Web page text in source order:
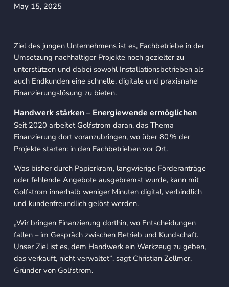
May 15, 2025
Ziel des jungen Unternehmens ist es, Fachbetriebe in der
Umsetzung nachhaltiger Projekte noch gezielter zu
unterstützen und dabei sowohl Installationsbetrieben als
auch Endkunden eine schnelle, digitale und praxisnahe
Finanzierungslösung zu bieten.
Handwerk stärken – Energiewende ermöglichen
Seit 2020 arbeitet Golfstrom daran, das Thema
Finanzierung dort voranzubringen, wo über 80 % der
Projekte starten: in den Fachbetrieben vor Ort.
Was bisher durch Papierkram, langwierige Förderanträge
oder fehlende Angebote ausgebremst wurde, kann mit
Golfstrom innerhalb weniger Minuten digital, verbindlich
und kundenfreundlich gelöst werden.
„Wir bringen Finanzierung dorthin, wo Entscheidungen
fallen – im Gespräch zwischen Betrieb und Kundschaft.
Unser Ziel ist es, dem Handwerk ein Werkzeug zu geben,
das verkauft, nicht verwaltet“, sagt Christian Zellmer,
Gründer von Golfstrom.